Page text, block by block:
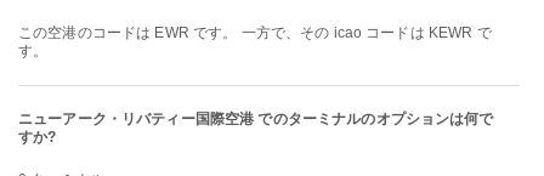
この空港のコードは EWR です。 一方で、その icao コードは KEWR で
す。
ニューアーク・リバティー国際空港 でのターミナルのオプションは何で
すか?